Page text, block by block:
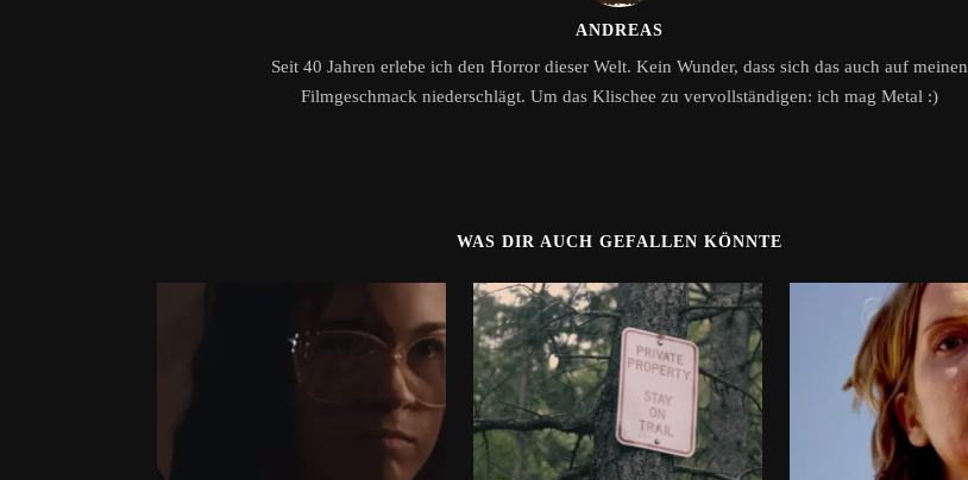
ANDREAS
Seit 40 Jahren erlebe ich den Horror dieser Welt. Kein Wunder, dass sich das auch auf meinen
Filmgeschmack niederschlägt. Um das Klischee zu vervollständigen: ich mag Metal :)
WAS DIR AUCH GEFALLEN KÖNNTE